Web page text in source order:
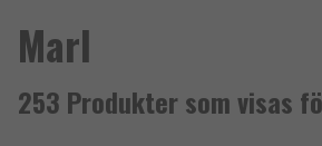
Marl
253 Produkter som visas